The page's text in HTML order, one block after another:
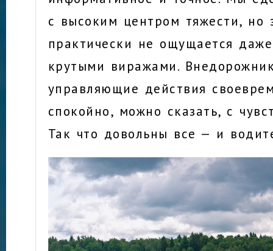
с высоким центром тяжести, но
практически не ощущается
крутыми виражами.
управляющие действия
спокойно, можно сказать, с
Так что довольны все — и